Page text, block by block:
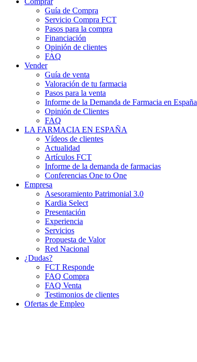
Guía de Compra
Servicio Compra FCT
Pasos para la compra
Financiación
Opinión de clientes
FAQ
Vender
Guía de venta
Valoración de tu farmacia
Pasos para la venta
Informe de la Demanda de Farmacia en España
Opinión de Clientes
FAQ
LA FARMACIA EN ESPAÑA
Vídeos de clientes
Actualidad
Artículos FCT
Informe de la demanda de farmacias
Conferencias One to One
Empresa
Asesoramiento Patrimonial 3.0
Kardia Select
Presentación
Experiencia
Servicios
Propuesta de Valor
Red Nacional
¿Dudas?
FCT Responde
FAQ Compra
FAQ Venta
Testimonios de clientes
Ofertas de Empleo